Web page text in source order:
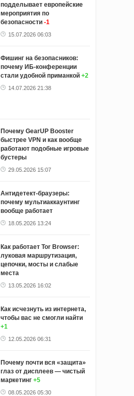
подделывает европейские
мероприятия по
безопасности -1
15.07.2026 06:03
Фишинг на безопасников:
почему ИБ-конференции
стали удобной приманкой +2
14.07.2026 21:38
Почему GearUP Booster
быстрее VPN и как вообще
работают подобные игровые
бустеры
29.05.2026 15:07
Антидетект-браузеры:
почему мультиаккаунтинг
вообще работает
18.05.2026 13:24
Как работает Tor Browser:
луковая маршрутизация,
цепочки, мосты и слабые
места
13.05.2026 16:02
Как исчезнуть из интернета,
чтобы вас не смогли найти
+1
12.05.2026 06:31
Почему почти вся «защита»
глаз от дисплеев — чистый
маркетинг +5
08.05.2026 05:30